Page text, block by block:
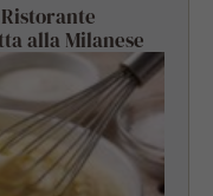
alla Milanese